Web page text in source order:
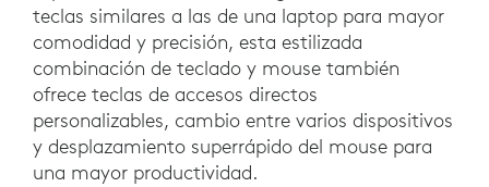
teclas similares a las de una laptop para mayor
comodidad y precisión, esta estilizada
combinación de teclado y mouse también
ofrece teclas de accesos directos
personalizables, cambio entre varios dispositivos
y desplazamiento superrápido del mouse para
una mayor productividad.